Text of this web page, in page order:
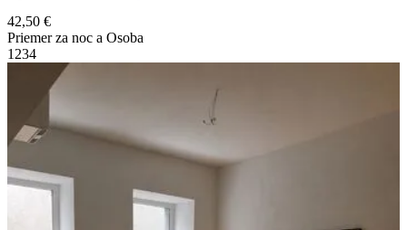
42,50 €
Priemer za noc a Osoba
1 234